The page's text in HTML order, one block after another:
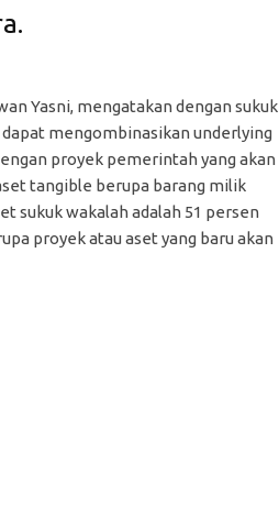
Yasni, mengatakan dengan sukuk
mengombinasikan underlying
proyek pemerintah yang akan
tangible berupa barang milik
sukuk wakalah adalah 51 persen
proyek atau aset yang baru akan